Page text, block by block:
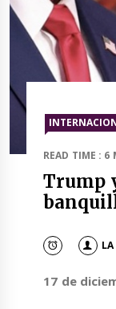
READ TIME : 6
Trump
17 de